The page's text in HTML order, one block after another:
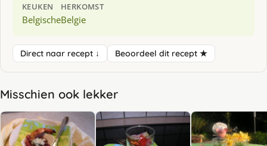
KEUKEN
Belgische
HERKOMST
Belgie
Direct naar recept ↓ Beoordeel dit recept ★
Misschien ook lekker